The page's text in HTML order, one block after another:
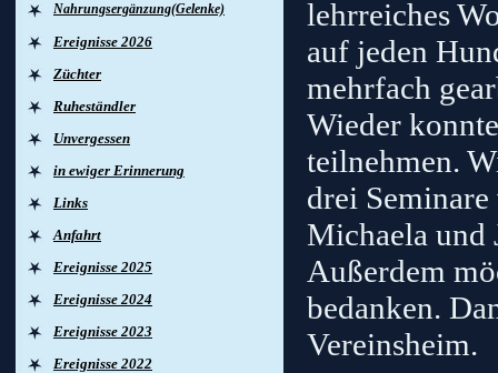
Nahrungsergänzung(Gelenke)
Ereignisse 2026
Züchter
Ruheständler
Unvergessen
in ewiger Erinnerung
Links
Anfahrt
Ereignisse 2025
Ereignisse 2024
Ereignisse 2023
Ereignisse 2022
lehrreiches
auf jeden
mehrfach
Wieder
teilnehmen.
drei
Michaela und
Außerdem
bedanken.
Vereinsheim.